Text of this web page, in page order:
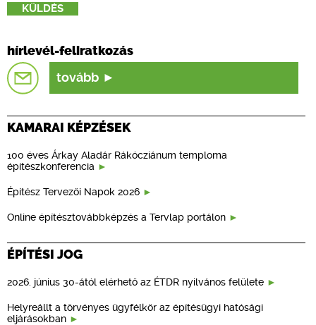
hírlevél-feliratkozás
tovább
KAMARAI KÉPZÉSEK
100 éves Árkay Aladár Rákócziánum temploma
építészkonferencia
Építész Tervezői Napok 2026
Online építésztovábbképzés a Tervlap portálon
ÉPÍTÉSI JOG
2026. június 30-ától elérhető az ÉTDR nyilvános felülete
Helyreállt a törvényes ügyfélkör az építésügyi hatósági
eljárásokban